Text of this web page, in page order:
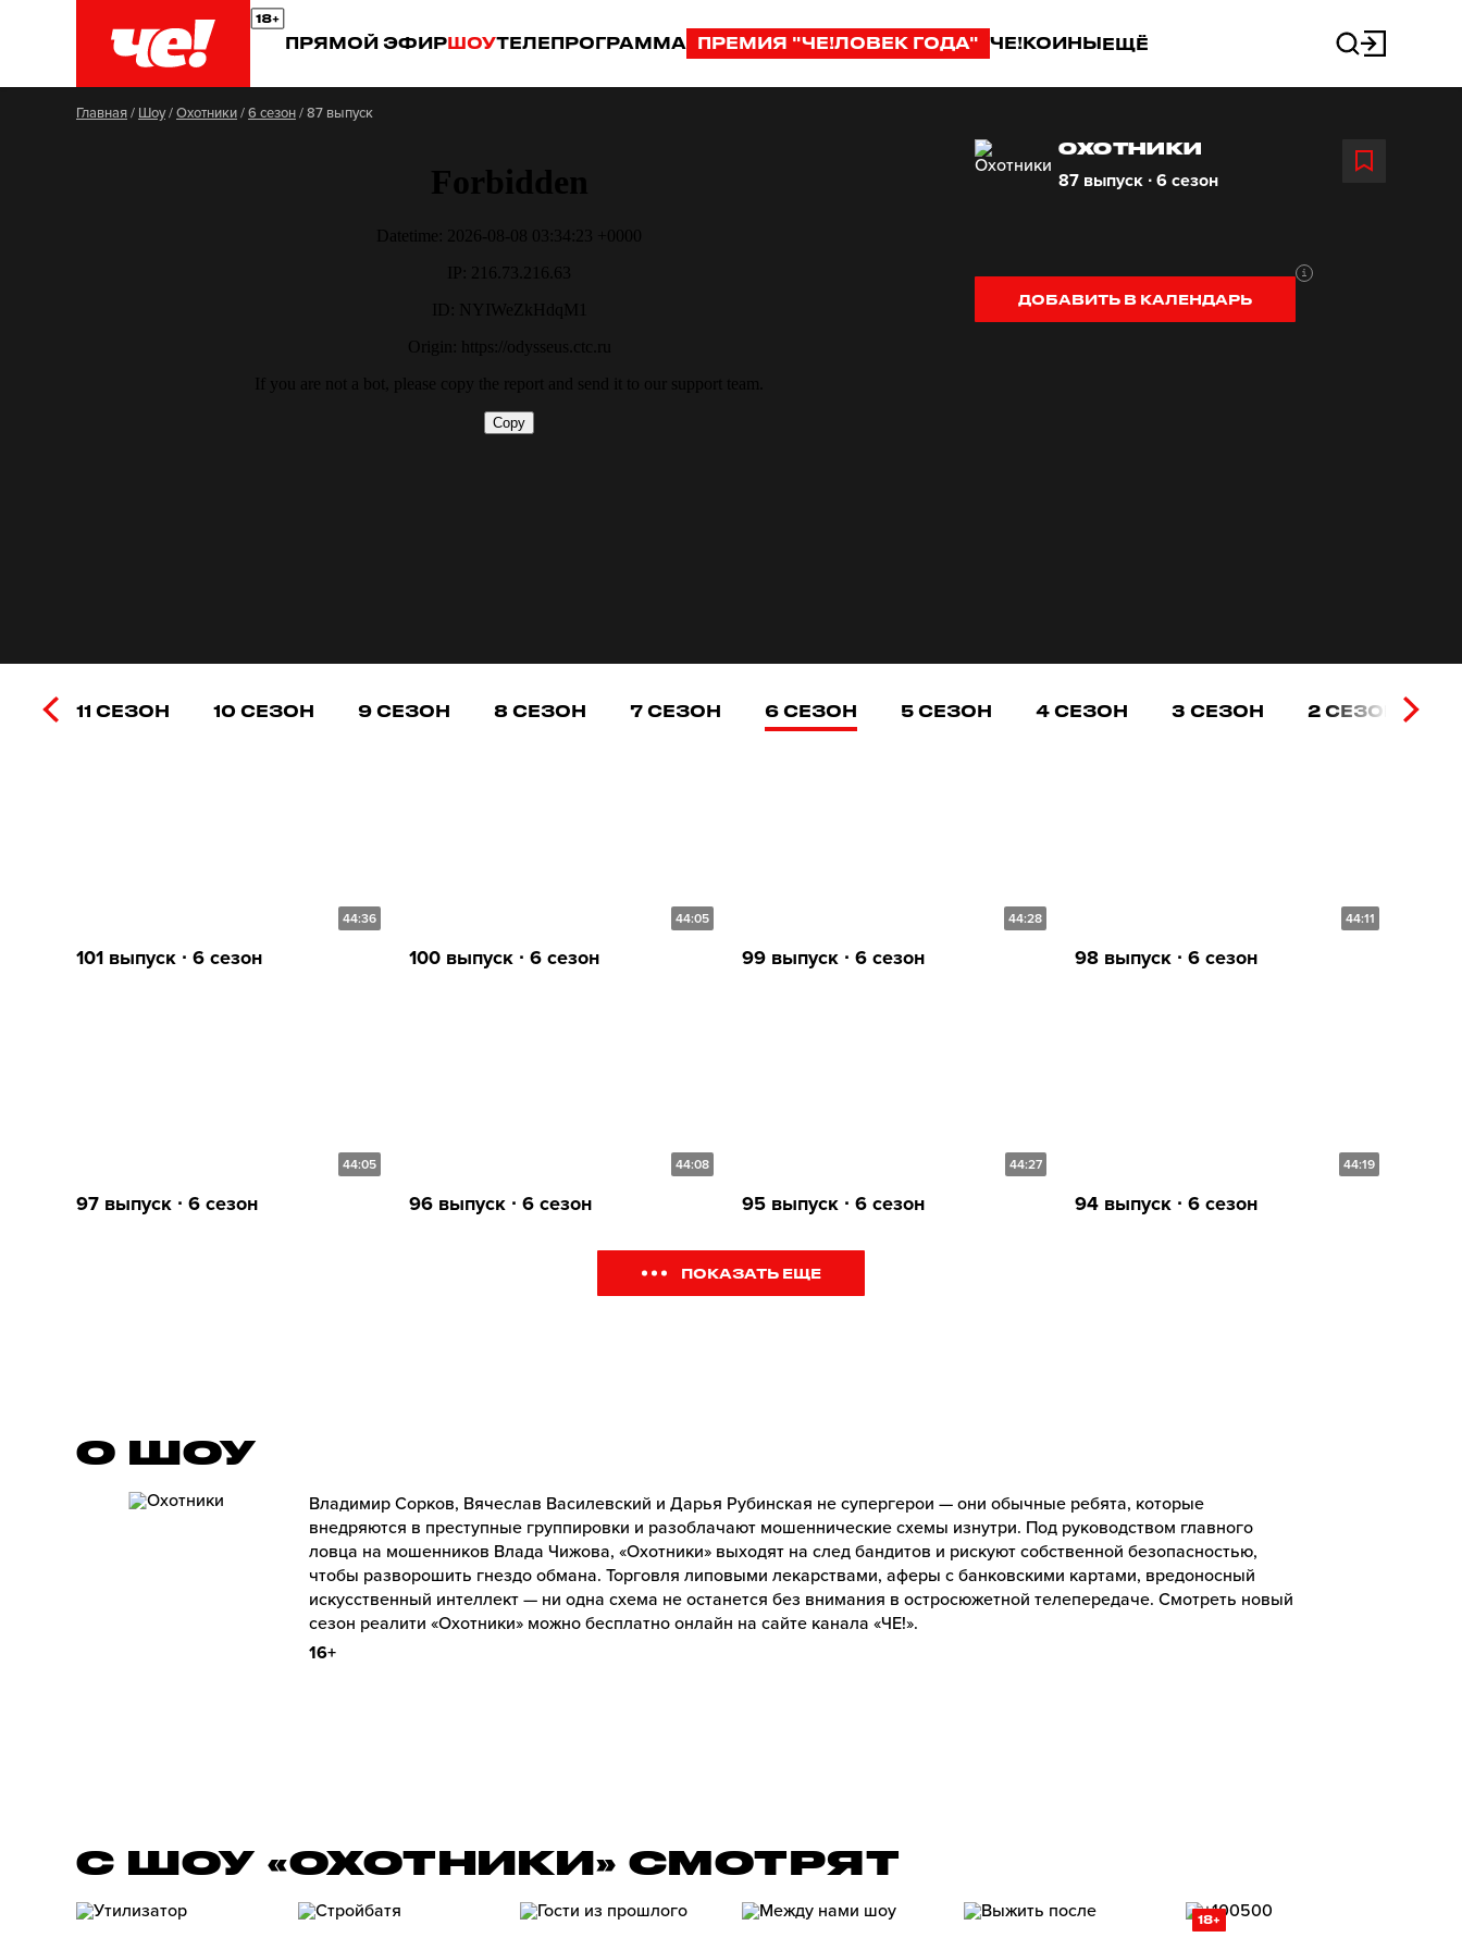
ПРЯМОЙ ЭФИРШОУТЕЛЕПРОГРАММА ПРЕМИЯ "ЧЕ!ЛОВЕК ГОДА" ЧЕ!КОИНЫЕЩЁ
Главная/ Шоу/Охотники/6 сезон/87 выпуск
ОХОТНИКИ
87 выпуск ∙ 6 сезон
ДОБАВИТЬ В КАЛЕНДАРЬ
11 СЕЗОН 10 СЕЗОН 9 СЕЗОН 8 СЕЗОН 7 СЕЗОН 6 СЕЗОН 5 СЕЗОН 4 СЕЗОН 3 СЕЗОН 2 СЕЗОН
44:36
101 выпуск ∙ 6 сезон
44:05
100 выпуск ∙ 6 сезон
44:28
99 выпуск ∙ 6 сезон
44:11
98 выпуск ∙ 6 сезон
44:05
97 выпуск ∙ 6 сезон
44:08
96 выпуск ∙ 6 сезон
44:27
95 выпуск ∙ 6 сезон
44:19
94 выпуск ∙ 6 сезон
ПОКАЗАТЬ ЕЩЕ
О ШОУ
Владимир Сорков, Вячеслав Василевский и Дарья Рубинская не супергерои — они обычные ребята, которые
внедряются в преступные группировки и разоблачают мошеннические схемы изнутри. Под руководством главного
ловца на мошенников Влада Чижова, «Охотники» выходят на след бандитов и рискуют собственной безопасностью,
чтобы разворошить гнездо обмана. Торговля липовыми лекарствами, аферы с банковскими картами, вредоносный
искусственный интеллект — ни одна схема не останется без внимания в остросюжетной телепередаче. Смотреть новый
сезон реалити «Охотники» можно бесплатно онлайн на сайте канала «ЧЕ!».
16+
С ШОУ «ОХОТНИКИ» СМОТРЯТ
18+